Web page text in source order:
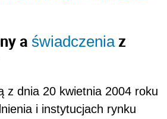
a świadczeniaz
z dnia 20 kwietnia 2004 roku
i instytucjach rynku